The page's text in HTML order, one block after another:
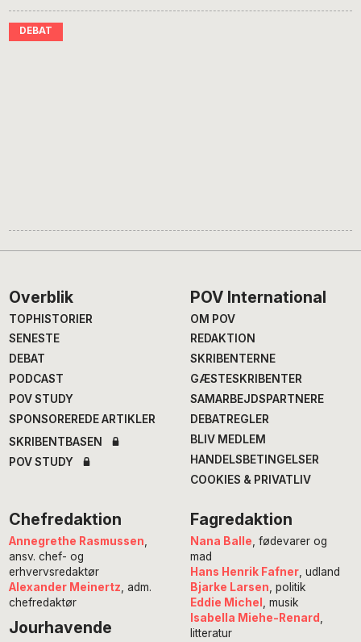
Footer
Overblik
TOPHISTORIER
SENESTE
DEBAT
PODCAST
POV STUDY
SPONSOREREDE ARTIKLER
SKRIBENTBASEN
POV STUDY
POV International
OM POV
REDAKTION
SKRIBENTERNE
GÆSTESKRIBENTER
SAMARBEJDSPARTNERE
DEBATREGLER
BLIV MEDLEM
HANDELSBETINGELSER
COOKIES & PRIVATLIV
Chefredaktion
Annegrethe Rasmussen
ansv. chef- og
erhvervsredaktør
Alexander Meinertz , adm.
chefredaktør
Jourhavende
Fagredaktion
Nana Balle , fødevarer og
mad
Hans Henrik Fafner, udland
Bjarke Larsen , politik
Eddie Michel
, musik
Isabella Miehe-Renard
litteratur